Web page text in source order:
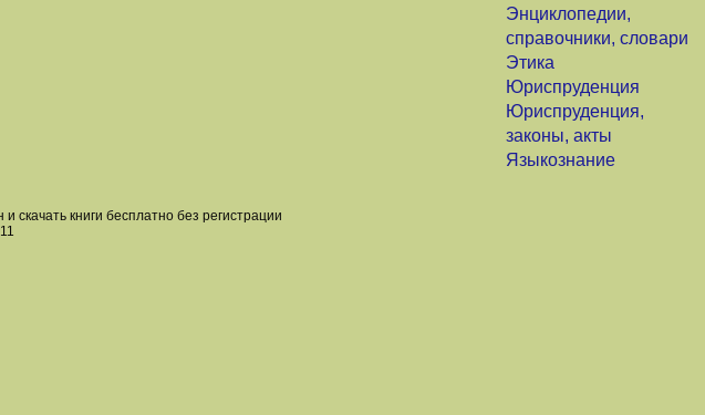
Энциклопедии,
справочники, словари
Этика
Юриспруденция
Юриспруденция,
законы, акты
Языкознание
скачать книги бесплатно без регистрации